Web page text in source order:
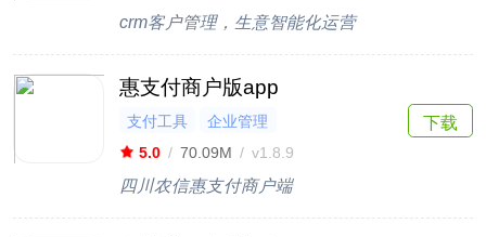
crm客户管理，生意智能化运营
惠支付商户版app
支付工具
企业管理
5.0 / 70.09M / v1.8.9
四川农信惠支付商户端
下载